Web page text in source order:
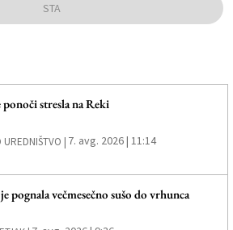
STA
ponoči stresla na Reki
UREDNIŠTVO | 7. avg. 2026 | 11:14
pognala večmesečno sušo do vrhunca